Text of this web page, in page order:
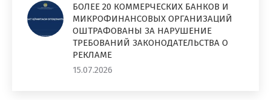
БОЛЕЕ 20 КОММЕРЧЕСКИХ БАНКОВ И
МИКРОФИНАНСОВЫХ ОРГАНИЗАЦИЙ
ОШТРАФОВАНЫ ЗА НАРУШЕНИЕ
ТРЕБОВАНИЙ ЗАКОНОДАТЕЛЬСТВА О
РЕКЛАМЕ
15.07.2026